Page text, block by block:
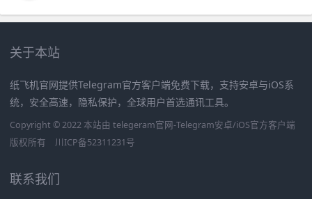
关于本站
纸飞机官网提供Telegram官方客户端免费下载，支持安卓与iOS系
统，安全高速，隐私保护，全球用户首选通讯工具。
Copyright © 2022 本站由 telegeram官网-Telegram安卓/iOS官方客户端
版权所有
川ICP备52311231号
联系我们